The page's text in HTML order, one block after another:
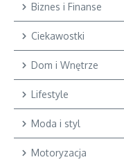
Biznes i Finanse
Ciekawostki
Dom i Wnętrze
Lifestyle
Moda i styl
Motoryzacja